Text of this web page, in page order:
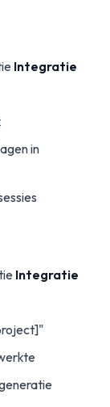
Integratie
in
Integratie